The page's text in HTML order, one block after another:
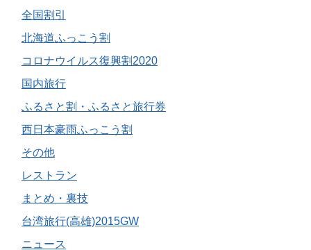
全国割引
北海道ふっこう割
コロナウイルス復興割2020
国内旅行
ふるさと割・ふるさと旅行券
西日本豪雨ふっこう割
その他
レストラン
まとめ・裏技
台湾旅行(高雄)2015GW
ニュース